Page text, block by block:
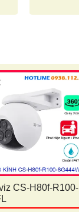
CS-H80f-R100-